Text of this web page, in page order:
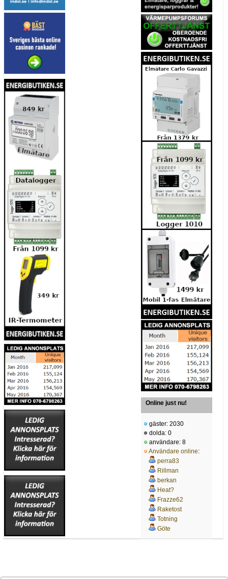
Online just nu!
gäster: 2030
dolda: 0
användare: 8
Användare online:
perra83
Rillman
berkan
Heat?
Frazze62
Raketost
Totning
Göte